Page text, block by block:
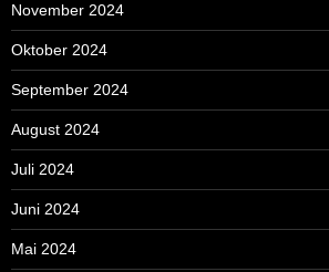
November 2024
Oktober 2024
September 2024
August 2024
Juli 2024
Juni 2024
Mai 2024